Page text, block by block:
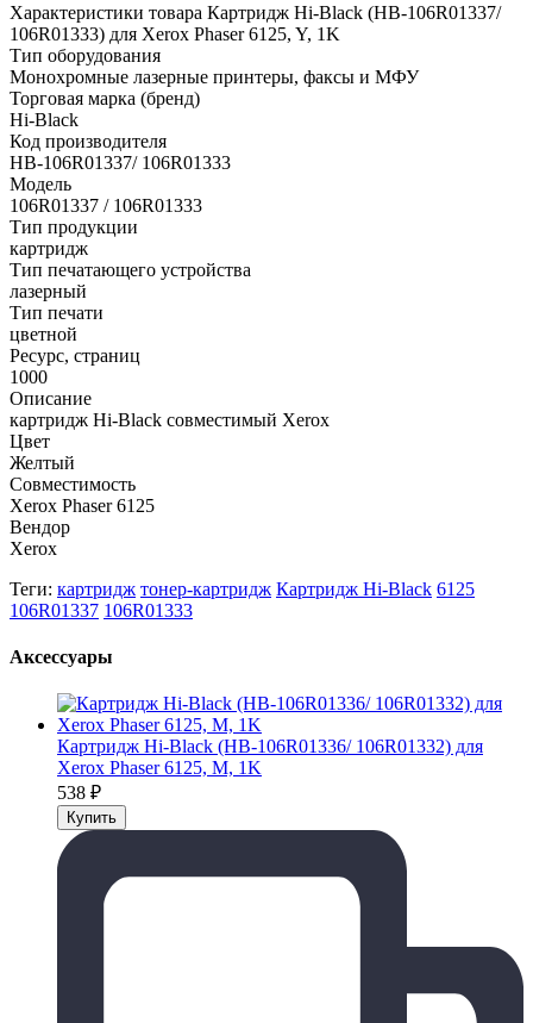
Характеристики товара Картридж Hi-Black (HB-106R01337/
106R01333) для Xerox Phaser 6125, Y, 1K
Тип оборудования
Монохромные лазерные принтеры, факсы и МФУ
Торговая марка (бренд)
Hi-Black
Код производителя
HB-106R01337/ 106R01333
Модель
106R01337 / 106R01333
Тип продукции
картридж
Тип печатающего устройства
лазерный
Тип печати
цветной
Ресурс, страниц
1000
Описание
картридж Hi-Black совместимый Xerox
Цвет
Желтый
Совместимость
Xerox Phaser 6125
Вендор
Xerox
Теги: картридж тонер-картридж Картридж Hi-Black 6125
106R01337 106R01333
Аксессуары
Картридж Hi-Black (HB-106R01336/ 106R01332) для
Xerox Phaser 6125, M, 1K
538 ₽